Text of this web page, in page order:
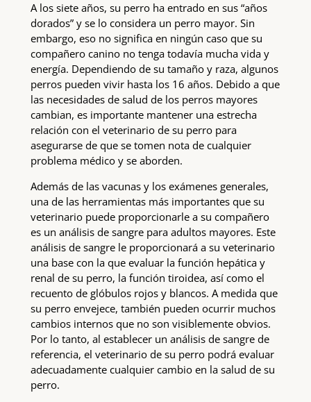
A los siete años, su perro ha entrado en sus “años
dorados” y se lo considera un perro mayor. Sin
embargo, eso no significa en ningún caso que su
compañero canino no tenga todavía mucha vida y
energía. Dependiendo de su tamaño y raza, algunos
perros pueden vivir hasta los 16 años. Debido a que
las necesidades de salud de los perros mayores
cambian, es importante mantener una estrecha
relación con el veterinario de su perro para
asegurarse de que se tomen nota de cualquier
problema médico y se aborden.
Además de las vacunas y los exámenes generales,
una de las herramientas más importantes que su
veterinario puede proporcionarle a su compañero
es un análisis de sangre para adultos mayores. Este
análisis de sangre le proporcionará a su veterinario
una base con la que evaluar la función hepática y
renal de su perro, la función tiroidea, así como el
recuento de glóbulos rojos y blancos. A medida que
su perro envejece, también pueden ocurrir muchos
cambios internos que no son visiblemente obvios.
Por lo tanto, al establecer un análisis de sangre de
referencia, el veterinario de su perro podrá evaluar
adecuadamente cualquier cambio en la salud de su
perro.